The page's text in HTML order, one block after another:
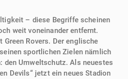
– diese Begriffe scheinen
weit voneinander entfernt.
Green Rovers. Der englische
sportlichen Zielen nämlich
den Umweltschutz. Als neuestes
Devils“ jetzt ein neues Stadion